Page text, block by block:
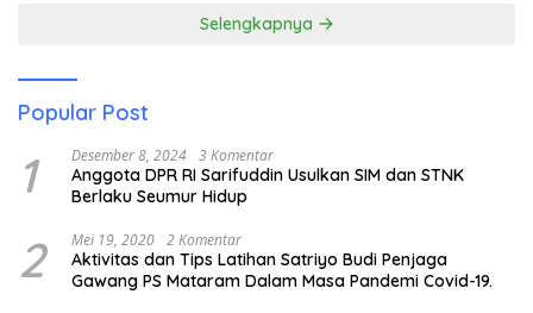
Selengkapnya
Popular Post
1 Desember 8, 2024 3 Komentar
Anggota DPR RI Sarifuddin Usulkan SIM dan STNK
Berlaku Seumur Hidup
2 Mei 19, 2020 2 Komentar
Aktivitas dan Tips Latihan Satriyo Budi Penjaga
Gawang PS Mataram Dalam Masa Pandemi Covid-19.